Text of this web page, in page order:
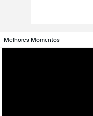
Melhores Momentos